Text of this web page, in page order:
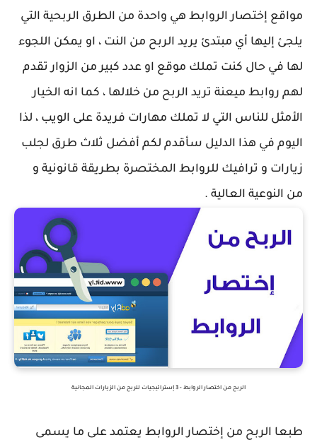
مواقع إختصار الروابط هي واحدة من الطرق الربحية التي
يلجئ إليها أي مبتدئ يريد الربح من النت ، او يمكن اللجوء
لها في حال كنت تملك موقع او عدد كبير من الزوار تقدم
لهم روابط ميعنة تريد الربح من خلالها ، كما انه الخيار
الأمثل للناس التي لا تملك مهارات فريدة على الويب ، لذا
اليوم في هذا الدليل سأقدم لكم أفضل ثلاث طرق لجلب
زيارات و ترافيك للروابط المختصرة بطريقة قانونية و
من النوعية العالية .
الربح من اختصار الروابط - 3 إستراتيجيات للربح من الزيارات المجانية
طبعا الربح من إختصار الروابط يعتمد على ما يسمى